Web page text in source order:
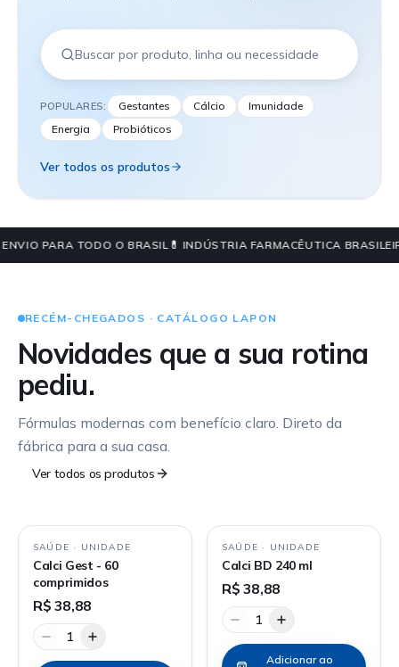
POPULARES: Gestantes Cálcio
Imunidade
Energia
Probióticos
Ver todos os produtos
PARA TODO O BRASIL💊 INDÚSTRIA FARMACÊUTICA
RECÉM-CHEGADOS · CATÁLOGO LAPON
Novidades que a sua rotina
pediu.
Fórmulas modernas com benefício claro. Direto da
fábrica para a sua casa.
Ver todos os produtos
SAÚDE · UNIDADE
Calci Gest - 60
comprimidos
R$ 38,88
1
SAÚDE · UNIDADE
Calci BD 240 ml
R$ 38,88
1
Adicionar ao